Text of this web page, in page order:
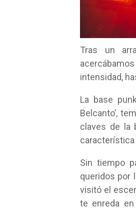
Tras un
intensidad,
La base
Belcanto’,
claves de la
característica
Sin tiempo
queridos por
visitó el
te enreda